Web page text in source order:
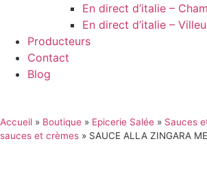
En direct d’italie –
En direct d’italie –
Producteurs
Contact
Blog
Accueil » Boutique » Epicerie Salée » Sauces
sauces et crèmes » SAUCE ALLA ZINGARA